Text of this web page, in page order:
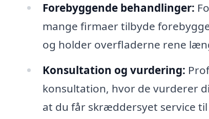
Forebyggende behandlinger:
mange firmaer tilbyde
og holder overfladerne rene
Konsultation og vurdering:
konsultation, hvor de vurderer
at du får skræddersyet service